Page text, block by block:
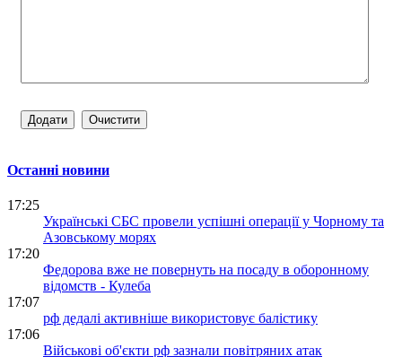
Останні новини
17:25
Українські СБС провели успішні операції у Чорному та
Азовському морях
17:20
Федорова вже не повернуть на посаду в оборонному
відомств - Кулеба
17:07
рф дедалі активніше використовує балістику
17:06
Військові об'єкти рф зазнали повітряних атак